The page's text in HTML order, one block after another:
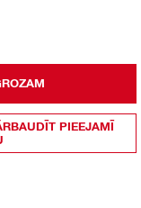
PIEEJAMĪ